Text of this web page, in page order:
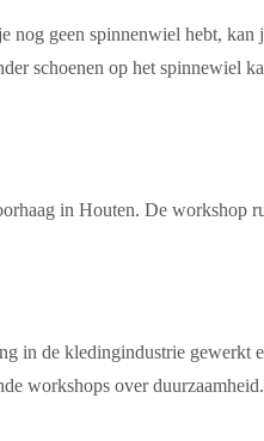
nog geen spinnenwiel hebt,
schoenen op het spinnewiel
in Houten. De workshop
in de kledingindustrie
workshops over